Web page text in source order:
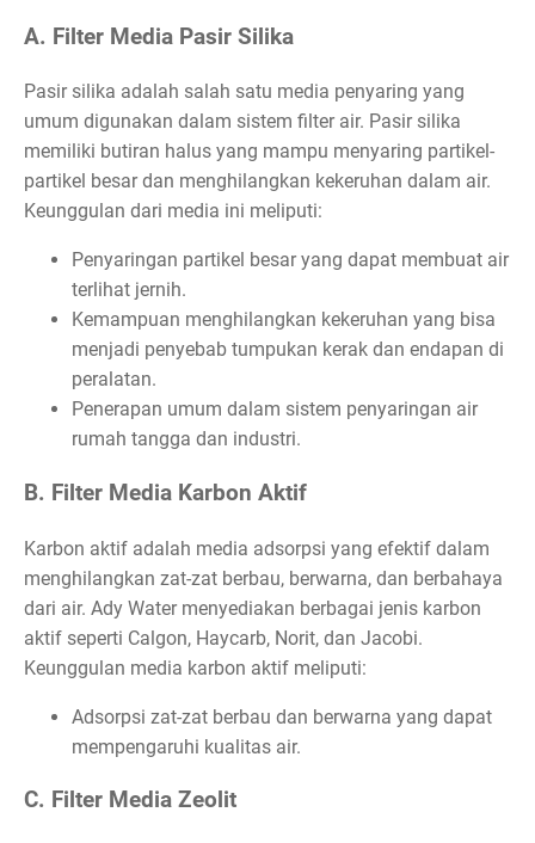
A. Filter Media Pasir Silika
Pasir silika adalah salah satu media penyaring yang
umum digunakan dalam sistem filter air. Pasir silika
memiliki butiran halus yang mampu menyaring partikel-
partikel besar dan menghilangkan kekeruhan dalam air.
Keunggulan dari media ini meliputi:
Penyaringan partikel besar yang dapat membuat air
terlihat jernih.
Kemampuan menghilangkan kekeruhan yang bisa
menjadi penyebab tumpukan kerak dan endapan di
peralatan.
Penerapan umum dalam sistem penyaringan air
rumah tangga dan industri.
B. Filter Media Karbon Aktif
Karbon aktif adalah media adsorpsi yang efektif dalam
menghilangkan zat-zat berbau, berwarna, dan berbahaya
dari air. Ady Water menyediakan berbagai jenis karbon
aktif seperti Calgon, Haycarb, Norit, dan Jacobi.
Keunggulan media karbon aktif meliputi:
Adsorpsi zat-zat berbau dan berwarna yang dapat
mempengaruhi kualitas air.
C. Filter Media Zeolit